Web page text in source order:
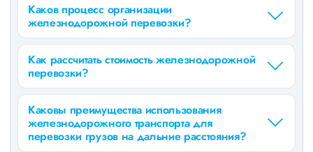
Каков процесс организации
железнодорожной перевозки?
Как рассчитать стоимость железнодорожной
перевозки?
Каковы преимущества использования
железнодорожного транспорта для
перевозки грузов на дальние расстояния?